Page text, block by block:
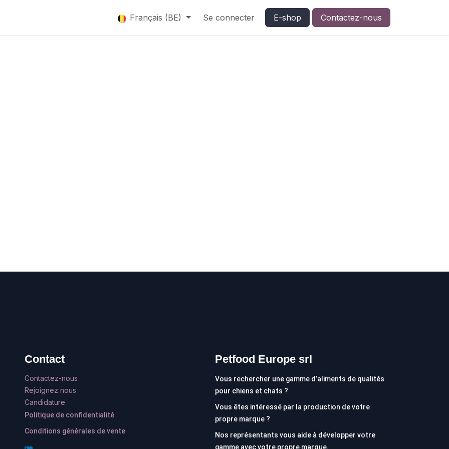
Français (BE) Se connecter E-shop Contactez-nous
Contact
Contactez-nous
Rejoignez nous
Candidature
Politique de confidentialité
Conditions générales de vente
Petfood Europe srl
Vous rechercher une gamme d’aliments de qualités
pour chiens et chats ?
Vous êtes intéressé par la production de votre
propre marque ?
Nos représentants vous aide à développer votre
gamme avec votre propre marque.